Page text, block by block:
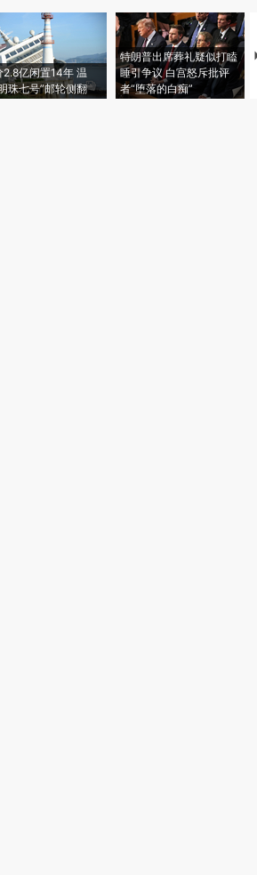
2.8亿闲置14年 温
珠七号”邮轮侧翻
特朗普出席葬礼疑似打瞌
睡引争议 白宫怒斥批评
者“堕落的白痴”